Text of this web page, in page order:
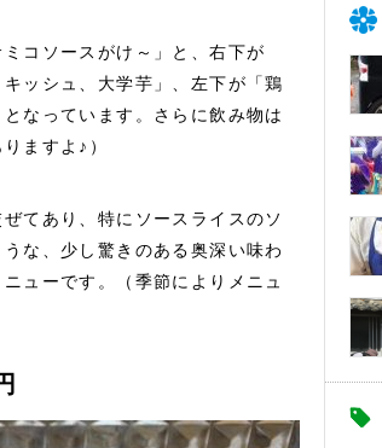
コソースがけ～」と、右下が
ッシュ、大学芋」、左下が「鶏
なっています。さらに飲み物は
ますよ♪）
てあり、特にソースライスのソ
な、少し驚きのある奥深い味わ
ューです。（季節によりメニュ